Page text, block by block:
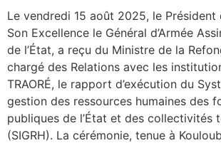
Le vendredi 15 août 2025, le Président
Son Excellence le Général d’Armée
de l’État, a reçu du Ministre de la
chargé des Relations avec les
TRAORÉ, le rapport d’exécution du
gestion des ressources humaines des
publiques de l’État et des collectivités
(SIGRH). La cérémonie, tenue à